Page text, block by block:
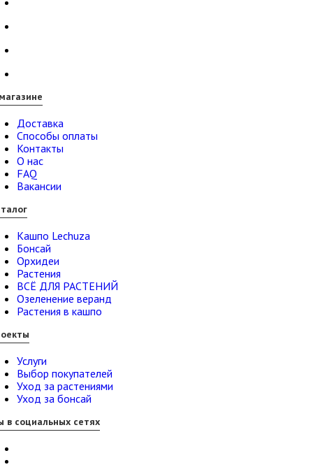
Доставка
Способы оплаты
Контакты
О нас
FAQ
Вакансии
Кашпо Lechuza
Бонсай
Орхидеи
Растения
ВСЁ ДЛЯ РАСТЕНИЙ
Озеленение веранд
Растения в кашпо
Услуги
Выбор покупателей
Уход за растениями
Уход за бонсай
в социальных сетях